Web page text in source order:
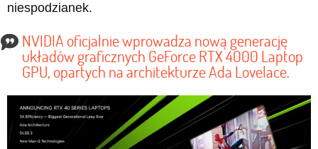
niespodzianek.
NVIDIA oficjalnie wprowadza nową generację
układów graficznych GeForce RTX 4000 Laptop
GPU, opartych na architekturze Ada Lovelace.